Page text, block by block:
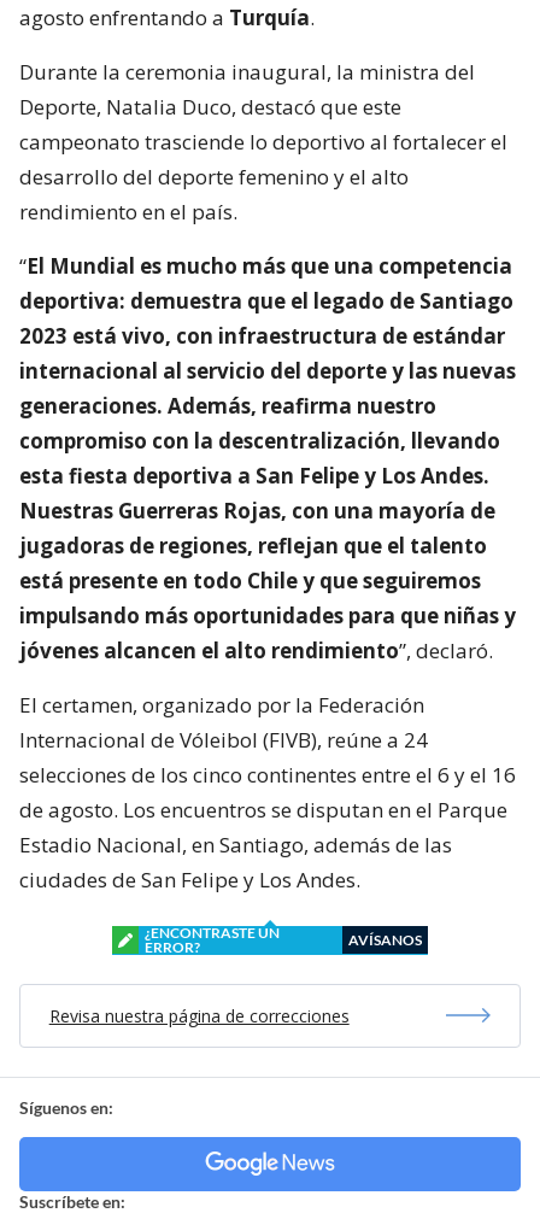
agosto enfrentando a Turquía.
Durante la ceremonia inaugural, la ministra del
Deporte, Natalia Duco, destacó que este
campeonato trasciende lo deportivo al fortalecer el
desarrollo del deporte femenino y el alto
rendimiento en el país.
“El Mundial es mucho más que una competencia
deportiva: demuestra que el legado de Santiago
2023 está vivo, con infraestructura de estándar
internacional al servicio del deporte y las nuevas
generaciones. Además, reafirma nuestro
compromiso con la descentralización, llevando
esta fiesta deportiva a San Felipe y Los Andes.
Nuestras Guerreras Rojas, con una mayoría de
jugadoras de regiones, reflejan que el talento
está presente en todo Chile y que seguiremos
impulsando más oportunidades para que niñas y
jóvenes alcancen el alto rendimiento”, declaró.
El certamen, organizado por la Federación
Internacional de Vóleibol (FIVB), reúne a 24
selecciones de los cinco continentes entre el 6 y el 16
de agosto. Los encuentros se disputan en el Parque
Estadio Nacional, en Santiago, además de las
ciudades de San Felipe y Los Andes.
¿ENCONTRASTE UN
ERROR?
AVÍSANOS
Revisa nuestra página de correcciones
Síguenos en:
Suscríbete en: